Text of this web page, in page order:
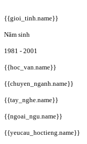
{{gioi_tinh.name}}
Năm sinh
1981 - 2001
{{hoc_van.name}}
{{chuyen_nganh.name}}
{{tay_nghe.name}}
{{ngoai_ngu.name}}
{{yeucau_hoctieng.name}}